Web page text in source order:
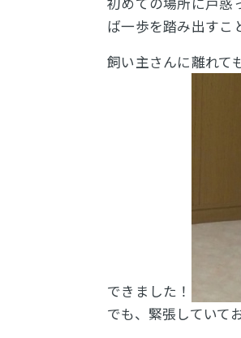
ば一歩を踏み出すこ
飼い主さんに離れて
できました！
でも、緊張していて